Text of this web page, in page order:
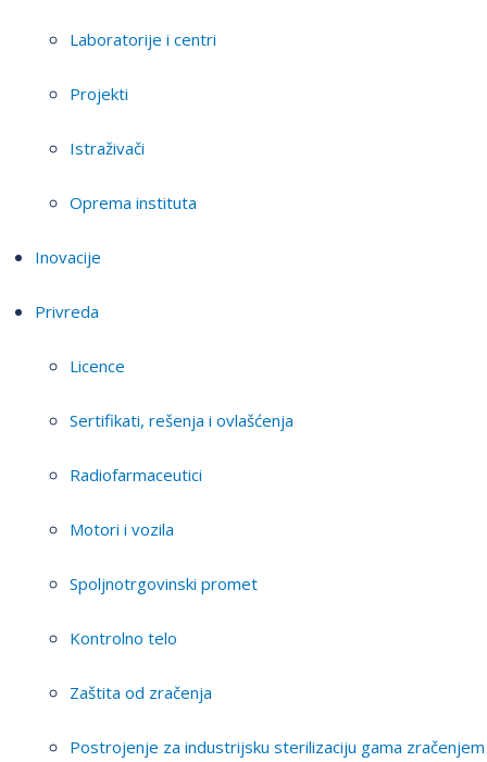
Laboratorije i centri
Projekti
Istraživači
Oprema instituta
Inovacije
Privreda
Licence
Sertifikati, rešenja i ovlašćenja
Radiofarmaceutici
Motori i vozila
Spoljnotrgovinski promet
Kontrolno telo
Zaštita od zračenja
Postrojenje za industrijsku sterilizaciju gama zračenjem